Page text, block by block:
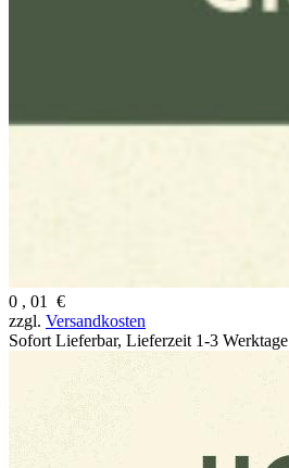
0 , 01
€
zzgl. Versandkosten
Sofort Lieferbar, Lieferzeit 1-3 Werktage